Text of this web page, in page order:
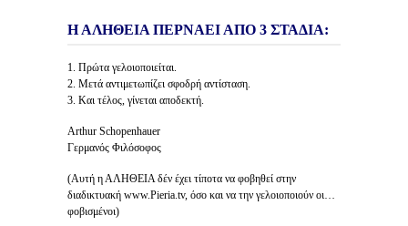
Η ΑΛΗΘΕΙΑ ΠΕΡΝΑΕΙ ΑΠΟ 3 ΣΤΑΔΙΑ:
1. Πρώτα γελοιοποιείται.
2. Μετά αντιμετωπίζει σφοδρή αντίσταση.
3. Και τέλος, γίνεται αποδεκτή.
Arthur Schopenhauer
Γερμανός Φιλόσοφος
(Αυτή η ΑΛΗΘΕΙΑ δέν έχει τίποτα να φοβηθεί στην
διαδικτυακή www.Pieria.tv, όσο και να την γελοιοποιούν οι…
φοβισμένοι)